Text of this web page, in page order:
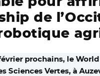
de
prochains, le
Sciences Vertes, à